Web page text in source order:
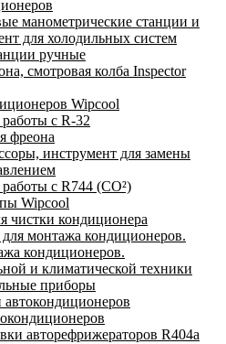
манометрические станции и
для холодильных систем
ручные
смотровая колба Inspector
Wipcool
с R-32
фреона
инструмент для замены
с R744 (CO²)
Wipcool
чистки кондиционера
монтажа кондиционеров.
кондиционеров.
и климатической техники
приборы
авторефрижераторов R404a